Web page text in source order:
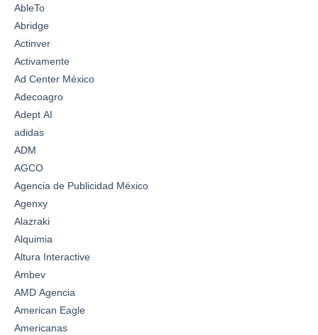
AbleTo
Abridge
Actinver
Activamente
Ad Center México
Adecoagro
Adept AI
adidas
ADM
AGCO
Agencia de Publicidad México
Agenxy
Alazraki
Alquimia
Altura Interactive
Ambev
AMD Agencia
American Eagle
Americanas